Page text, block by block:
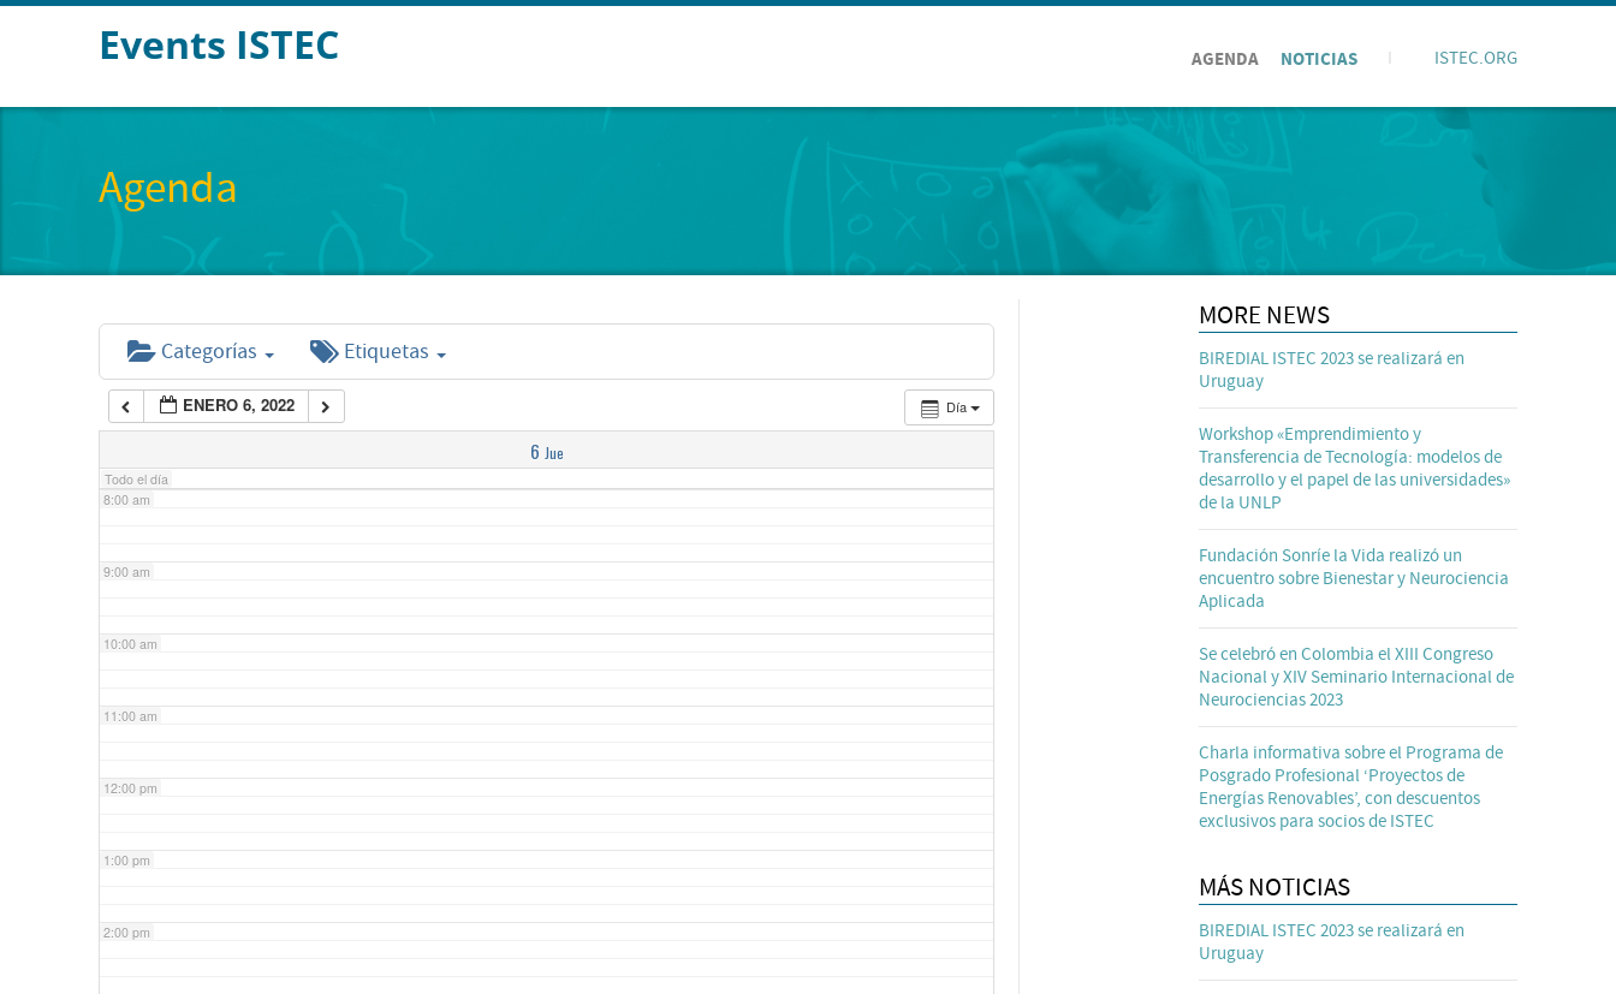
Events ISTEC AGENDA NOTICIAS ISTEC.ORG
Agenda
Categorías Etiquetas
Día
ENERO 6, 2022
6 Jue
Todo el día
4:00 am
6:00 am
7:00 am
8:00 am
9:00 am
10:00 am
11:00 am
12:00 pm
1:00 pm
2:00 pm
MORE NEWS
BIREDIAL ISTEC 2023 se realizará en
Uruguay
Workshop «Emprendimiento y
Transferencia de Tecnología: modelos de
desarrollo y el papel de las universidades»
de la UNLP
Fundación Sonríe la Vida realizó un
encuentro sobre Bienestar y Neurociencia
Aplicada
Se celebró en Colombia el XIII Congreso
Nacional y XIV Seminario Internacional de
Neurociencias 2023
Charla informativa sobre el Programa de
Posgrado Profesional ‘Proyectos de
Energías Renovables’, con descuentos
exclusivos para socios de ISTEC
MÁS NOTICIAS
BIREDIAL ISTEC 2023 se realizará en
Uruguay